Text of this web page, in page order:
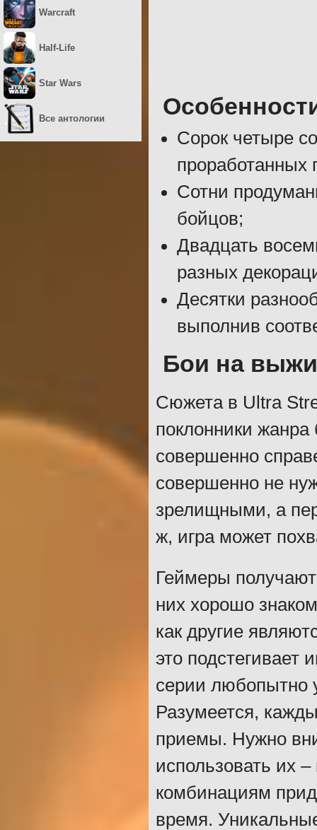
Сорок четыре
проработанных
Сотни
бойцов;
Двадцать
разных
Десятки
выполнив
Бои на
Сюжета в Ultra
поклонники
совершенно
совершенно не
зрелищными, а
ж, игра может
Геймеры
них хорошо
как другие
это подстегивает
серии любопытно
Разумеется,
приемы. Нужно
использовать их
комбинациям
время.
Warcraft
Half-Life
Star Wars
Все антологии